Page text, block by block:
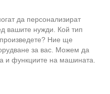
да персонализират
вашите нужди. Кой тип
Ние ще
за вас. Можем да
и функциите на машината.